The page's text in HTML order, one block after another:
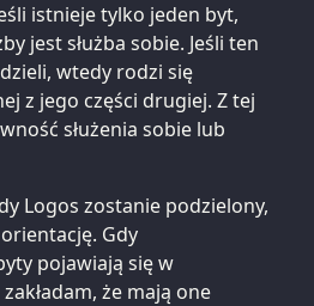
istnieje tylko jeden byt,
jest służba sobie. Jeśli ten
wtedy rodzi się
z jego części drugiej. Z tej
służenia sobie lub
Logos zostanie podzielony,
Gdy
pojawiają się w
że mają one